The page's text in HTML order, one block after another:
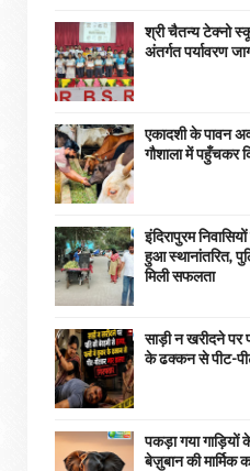
श्री चैतन्य टेक्नो
अंतर्गत पर्यावरण
एकादशी के पावन
गौशाला में पहुँचकर
इंदिरापुरम
हुआ स्थानांतरित,
मिली सफलता
साड़ी न खरीदने पर
के ढक्कन से पीट-
पकड़ा गया गाड़ियों
बेज़ुबान की मार्मिक